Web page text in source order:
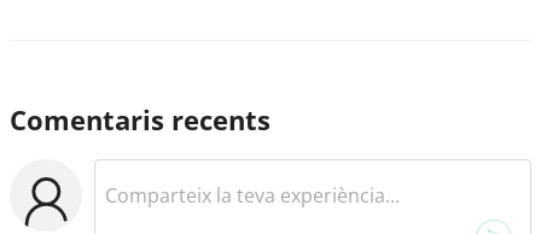
Comentaris recents